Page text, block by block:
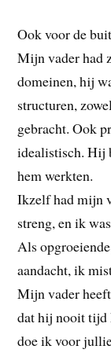
Ook voor de
Mijn vader had
domeinen, hij
structuren,
gebracht. Ook
idealistisch. Hij
hem werkten.
Ikzelf had mijn
streng, en ik
Als
aandacht, ik
Mijn vader
dat hij nooit tijd
doe ik voor